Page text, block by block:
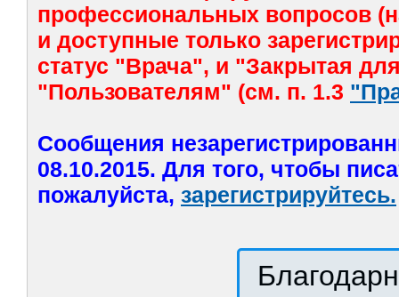
профессиональных вопросов
и доступные только
статус "Врача", и "Закрытая
"Пользователям" (см. п. 1.3
Сообщения
08.10.2015. Для того, чтобы
пожалуйста, зарегистрируйтесь.